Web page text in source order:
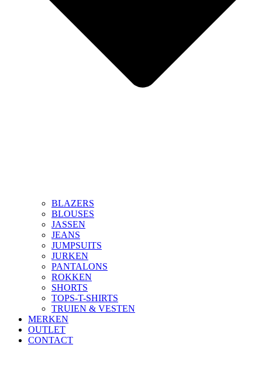
BLAZERS
BLOUSES
JASSEN
JEANS
JUMPSUITS
JURKEN
PANTALONS
ROKKEN
SHORTS
TOPS-T-SHIRTS
TRUIEN & VESTEN
MERKEN
OUTLET
CONTACT